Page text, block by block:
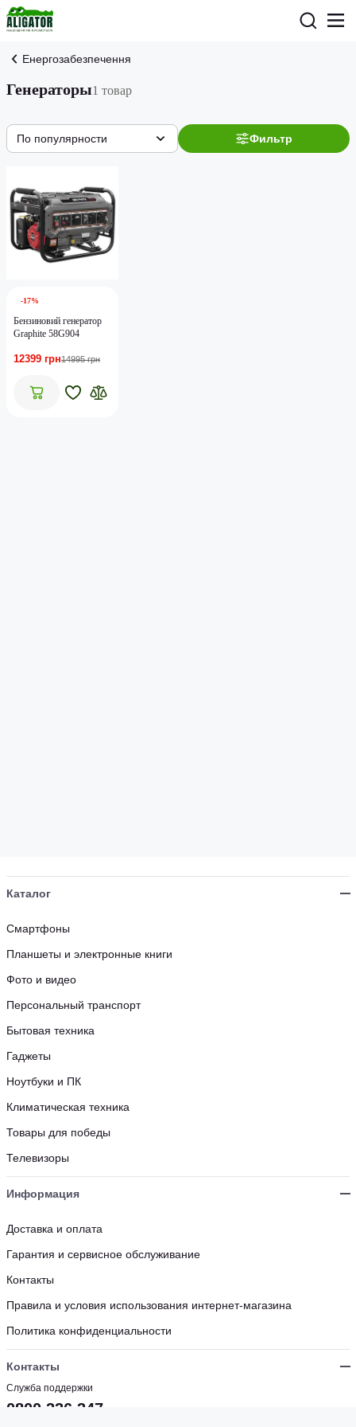
Енергозабезпечення
Генераторы1 товар
Фильтр
По популярности
-17%
Бензиновий генератор
Graphite 58G904
12399 грн14995 грн
Каталог
Смартфоны
Планшеты и электронные книги
Фото и видео
Персональный транспорт
Бытовая техника
Гаджеты
Ноутбуки и ПК
Климатическая техника
Товары для победы
Телевизоры
Информация
Доставка и оплата
Гарантия и сервисное обслуживание
Контакты
Правила и условия использования интернет-магазина
Политика конфиденциальности
Контакты
Служба поддержки
0800 336 347